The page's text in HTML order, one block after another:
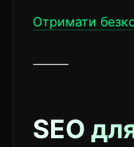
Отримати
⸻
SEO